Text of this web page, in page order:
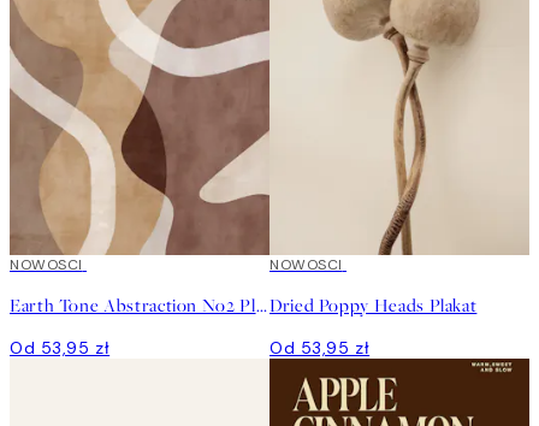
NOWOSCI
Earth Tone Abstraction No2 Plakat
Od 53,95 zł
NOWOSCI
Dried Poppy Heads Plakat
Od 53,95 zł